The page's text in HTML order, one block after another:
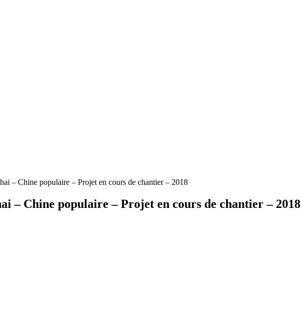
– Chine populaire – Projet en cours de chantier – 2018
– Chine populaire – Projet en cours de chantier – 2018